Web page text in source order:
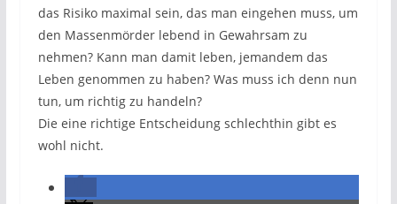
das Risiko maximal sein, das man eingehen muss, um
den Massenmörder lebend in Gewahrsam zu
nehmen? Kann man damit leben, jemandem das
Leben genommen zu haben? Was muss ich denn nun
tun, um richtig zu handeln?
Die eine richtige Entscheidung schlechthin gibt es
wohl nicht.